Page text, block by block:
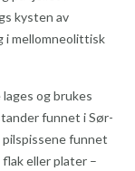
kysten av
i mellomneolittisk
og brukes
funnet i Sør-
funnet
eller plater –